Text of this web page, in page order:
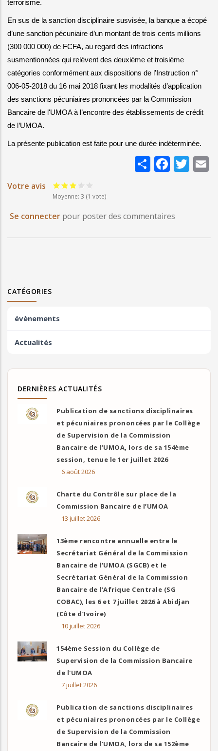
terrorisme.
En sus de la sanction disciplinaire susvisée, la banque a écopé
d’une sanction pécuniaire d’un montant de trois cents millions
(300 000 000) de FCFA, au regard des infractions
susmentionnées qui relèvent des deuxième et troisième
catégories conformément aux dispositions de l’Instruction n°
006-05-2018 du 16 mai 2018 fixant les modalités d’application
des sanctions pécuniaires prononcées par la Commission
Bancaire de l'UMOA à l’encontre des établissements de crédit
de l’UMOA.
La présente publication est faite pour une durée indéterminée.
Share
Votre avis
Moyenne: 3 (1 vote)
Se connecter pour poster des commentaires
CATÉGORIES
évènements
Actualités
DERNIÈRES ACTUALITÉS
Publication de sanctions disciplinaires
et pécuniaires prononcées par le Collège
de Supervision de la Commission
Bancaire de l’UMOA, lors de sa 154ème
session, tenue le 1er juillet 2026
6 août 2026
Charte du Contrôle sur place de la
Commission Bancaire de l’UMOA
13 juillet 2026
13ème rencontre annuelle entre le
Secrétariat Général de la Commission
Bancaire de l’UMOA (SGCB) et le
Secrétariat Général de la Commission
Bancaire de l’Afrique Centrale (SG
COBAC), les 6 et 7 juillet 2026 à Abidjan
(Côte d’Ivoire)
10 juillet 2026
154ème Session du Collège de
Supervision de la Commission Bancaire
de l'UMOA
7 juillet 2026
Publication de sanctions disciplinaires
et pécuniaires prononcées par le Collège
de Supervision de la Commission
Bancaire de l’UMOA, lors de sa 152ème